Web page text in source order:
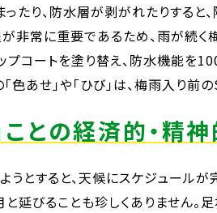
たり、防水層が剥がれたりすると
非常に重要であるため、雨が続
プコートを塗り替え、防水機能を
色あせ」や「ひび」は、梅雨入り前の
との経済的・精
うとすると、天候にスケジュール
と延びることも珍しくありません